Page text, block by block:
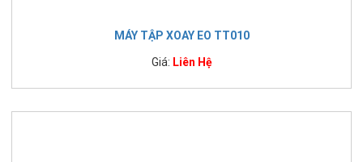
MÁY TẬP XOAY EO TT010
Giá: Liên Hệ